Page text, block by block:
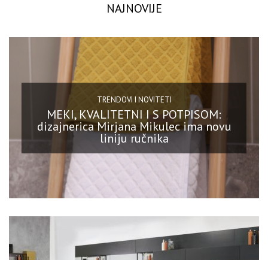
NAJNOVIJE
TRENDOVI I NOVITETI
MEKI, KVALITETNI I S POTPISOM:
dizajnerica Mirjana Mikulec ima novu
liniju ručnika